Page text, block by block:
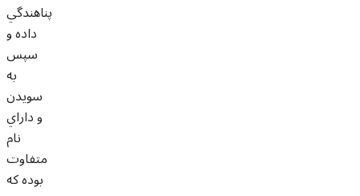
پناهندگي
داده و
سپس
به
سويدن
و داراي
نام
متفاوت
بوده که